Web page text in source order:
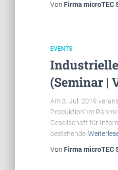
Von Firma microTEC
EVENTS
(Seminar |
Am 3. Juli 2019
Produktion“ im
Gesellschaft für
bestehende
Von Firma microTEC